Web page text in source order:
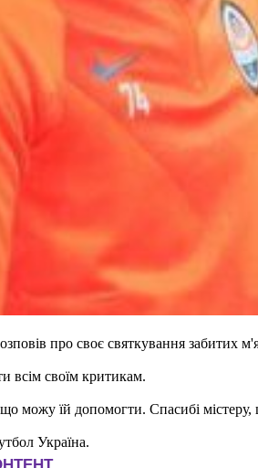
про своє святкування забитих
всім своїм критикам.
їй допомогти. Спасибі містеру,
Україна.